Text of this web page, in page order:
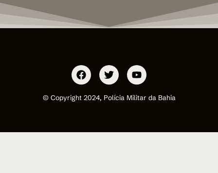
© Copyright 2024, Polícia Militar da Bahia